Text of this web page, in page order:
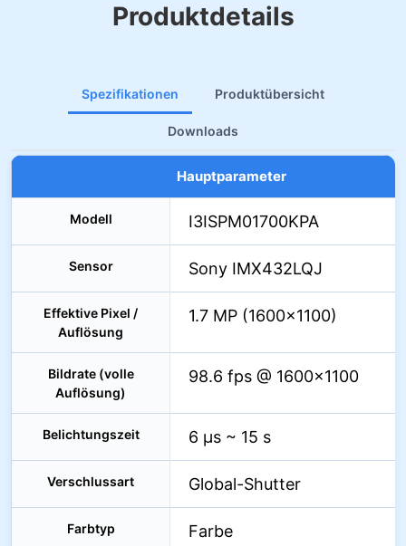
Produktdetails
Spezifikationen Produktübersicht
Downloads
Hauptparameter
Modell I3ISPM01700KPA
Sensor Sony IMX432LQJ
Effektive Pixel /
Auflösung
1.7 MP (1600×1100)
Bildrate (volle
Auflösung)
98.6 fps @ 1600×1100
Belichtungszeit 6 µs ~ 15 s
Verschlussart Global-Shutter
Farbtyp Farbe